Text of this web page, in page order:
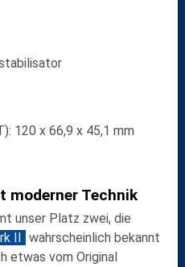
120 x 66,9 x 45,1 mm
moderner Technik
unser Platz zwei, die
II wahrscheinlich bekannt
etwas vom Original